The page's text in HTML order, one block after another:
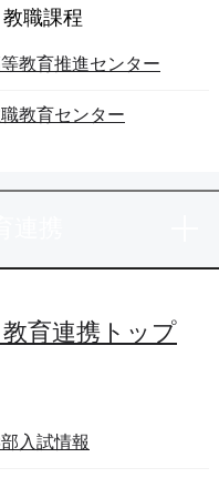
職課程
教育推進センター
教育センター
育連携トップ
入試情報